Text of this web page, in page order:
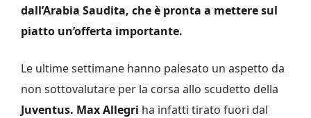
dall’Arabia Saudita, che è pronta a mettere sul
piatto un’offerta importante.
Le ultime settimane hanno palesato un aspetto da
non sottovalutare per la corsa allo scudetto della
Juventus. Max Allegri ha infatti tirato fuori dal